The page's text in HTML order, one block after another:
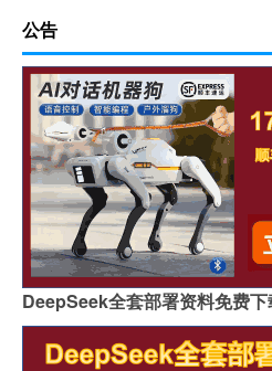
公告
DeepSeek全套部署资料免费下